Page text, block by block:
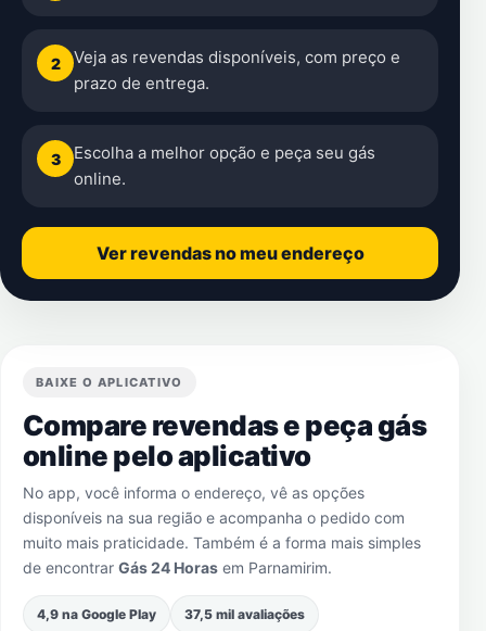
2
Veja as revendas disponíveis, com preço e
prazo de entrega.
3
Escolha a melhor opção e peça seu gás
online.
Ver revendas no meu endereço
BAIXE O APLICATIVO
Compare revendas e peça gás
online pelo aplicativo
No app, você informa o endereço, vê as opções
disponíveis na sua região e acompanha o pedido com
muito mais praticidade. Também é a forma mais simples
de encontrar Gás 24 Horas em Parnamirim.
4,9 na Google Play 37,5 mil avaliações